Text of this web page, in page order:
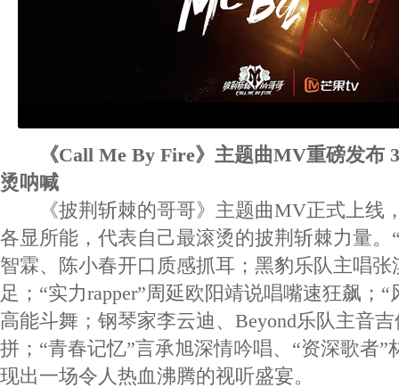
《Call Me By Fire》主题曲MV重磅发布
烫呐喊
《披荆斩棘的哥哥》主题曲MV正式上线
各显所能，代表自己最滚烫的披荆斩棘力量。
智霖、陈小春开口质感抓耳；黑豹乐队主唱
足；“实力rapper”周延欧阳靖说唱嘴速狂飙；
高能斗舞；钢琴家李云迪、Beyond乐队主音
拼；“青春记忆”言承旭深情吟唱、“资深歌者”
现出一场令人热血沸腾的视听盛宴。